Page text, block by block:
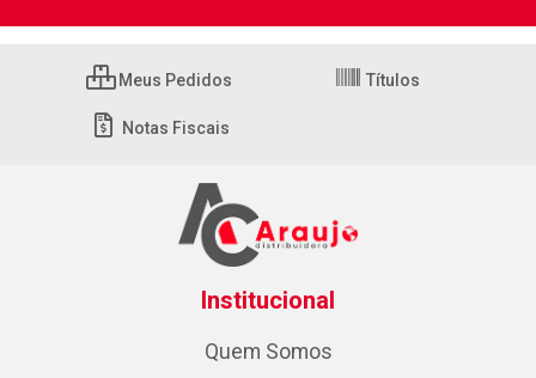
Meus Pedidos Títulos
Notas Fiscais
Institucional
Quem Somos